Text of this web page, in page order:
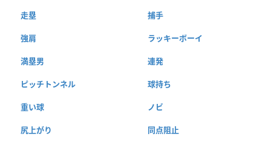
走塁 捕手
強肩 ラッキーボーイ
満塁男 連発
ピッチトンネル 球持ち
重い球 ノビ
尻上がり 同点阻止